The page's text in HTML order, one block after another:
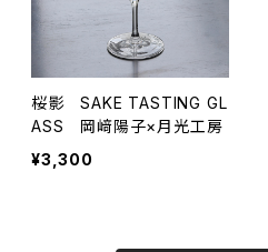
桜影 SAKE TASTING GL
ASS 岡﨑陽子×月光工房
¥3,300